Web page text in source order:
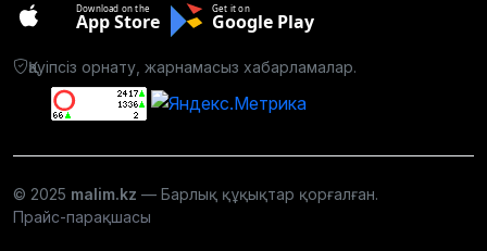
Download on the
App Store
Get it on
Google Play
Қауіпсіз орнату, жарнамасыз хабарламалар.
© 2025 malim.kz — Барлық құқықтар қорғалған.
Прайс-парақшасы